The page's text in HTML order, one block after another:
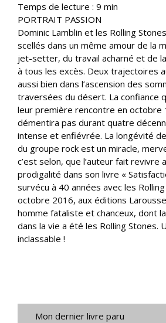
Temps de lecture : 9 min
PORTRAIT PASSION
Dominic Lamblin et les Rolling
scellés dans un même amour de la
jet-setter, du travail acharné et de
à tous les excès. Deux trajectoires
aussi bien dans l’ascension des
traversées du désert. La confiance
leur première rencontre en octobre
démentira pas durant quatre
intense et enfiévrée. La longévité
du groupe rock est un miracle,
c’est selon, que l’auteur fait revivre
prodigalité dans son livre «
survécu à 40 années avec les
octobre 2016, aux éditions
homme fataliste et chanceux, dont
dans la vie a été les Rolling Stones.
inclassable !
Mon dernier livre paru